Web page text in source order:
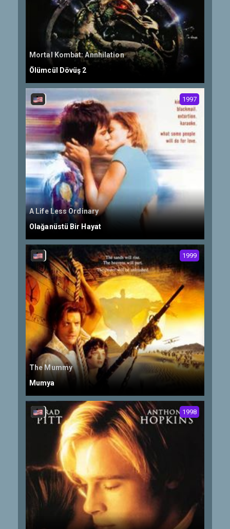
Mortal Kombat: Annhilation
Ölümcül Dövüş 2
A Life Less Ordinary
Olağanüstü Bir Hayat
1997
The Mummy
Mumya
1999
1998